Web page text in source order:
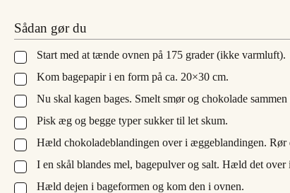
Sådan gør du
▢
Start med at tænde ovnen på 175 grader (ikke varmluft).
▢
Kom bagepapir i en form på ca. 20×30 cm.
▢
Nu skal kagen bages. Smelt smør og chokolade
▢
Pisk æg og begge typer sukker til let skum.
▢
Hæld chokoladeblandingen over i æggeblandingen. Rør
▢
I en skål blandes mel, bagepulver og salt. Hæld det
▢
Hæld dejen i bageformen og kom den i ovnen.